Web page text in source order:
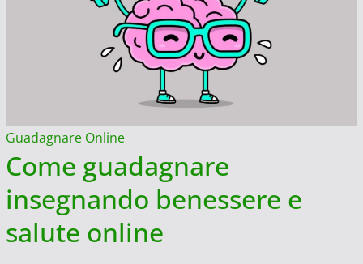
Guadagnare Online
Come guadagnare
insegnando benessere e
salute online